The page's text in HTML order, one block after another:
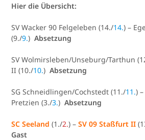
Hier die Übersicht:
SV Wacker 90 Felgeleben (14./14.) –
(9./9.)Absetzung
SV Wolmirsleben/Unseburg/Tarthun
II (10./10.)Absetzung
SG Schneidlingen/Cochstedt (11./11.)
Pretzien (3./3.)Absetzung
SC Seeland(1./2.) –SV 09 Staßfurt II
Gast